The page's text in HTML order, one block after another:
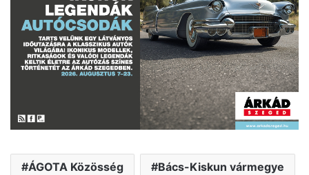
ÁGOTA Közösség Bács-Kiskun vármegye